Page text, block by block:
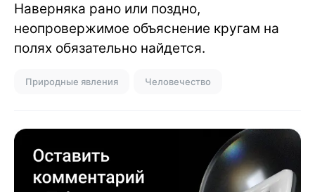
Наверняка рано или поздно,
неопровержимое объяснение кругам на
полях обязательно найдется.
Природные явления Человечество